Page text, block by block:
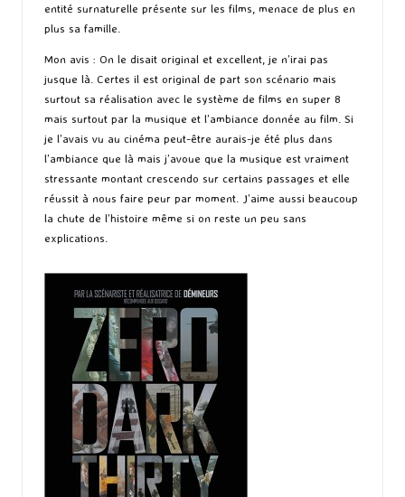
entité surnaturelle présente sur les films, menace de plus en
plus sa famille.
Mon avis : On le disait original et excellent, je n’irai pas
jusque là. Certes il est original de part son scénario mais
surtout sa réalisation avec le système de films en super 8
mais surtout par la musique et l’ambiance donnée au film. Si
je l’avais vu au cinéma peut-être aurais-je été plus dans
l’ambiance que là mais j’avoue que la musique est vraiment
stressante montant crescendo sur certains passages et elle
réussit à nous faire peur par moment. J’aime aussi beaucoup
la chute de l’histoire même si on reste un peu sans
explications.